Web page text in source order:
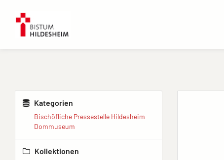
Kategorien
Bischöfliche Pressestelle Hildesheim
Dommuseum
Kollektionen